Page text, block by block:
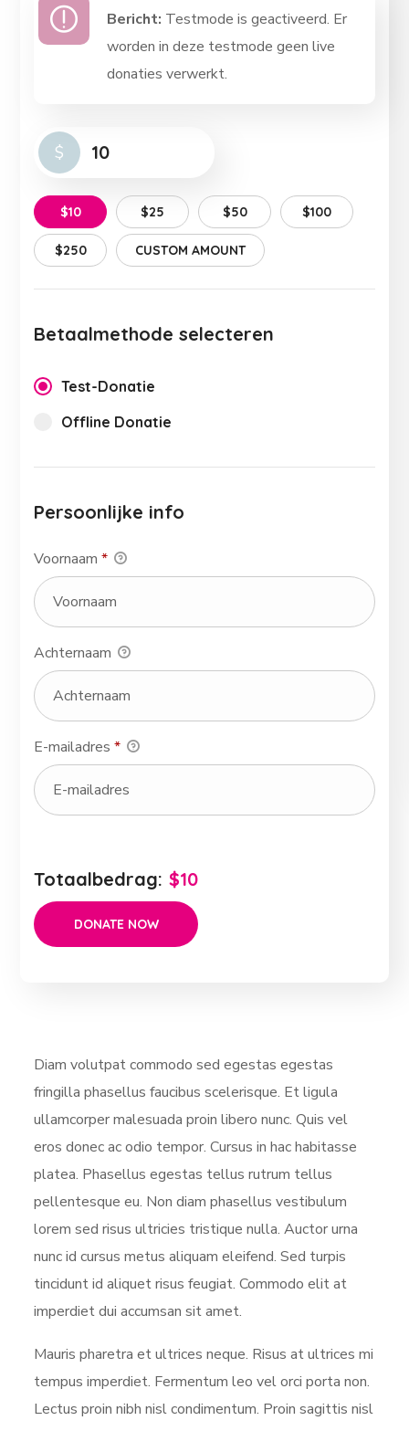
Bericht: Testmode is geactiveerd. Er
worden in deze testmode geen live
donaties verwerkt.
$
$10 $25 $50 $100
$250 CUSTOM AMOUNT
Betaalmethode selecteren
Test-Donatie
Offline Donatie
Persoonlijke info
Voornaam*
Achternaam
E-mailadres*
Totaalbedrag: $10
Diam volutpat commodo sed egestas egestas
fringilla phasellus faucibus scelerisque. Et ligula
ullamcorper malesuada proin libero nunc. Quis vel
eros donec ac odio tempor. Cursus in hac habitasse
platea. Phasellus egestas tellus rutrum tellus
pellentesque eu. Non diam phasellus vestibulum
lorem sed risus ultricies tristique nulla. Auctor urna
nunc id cursus metus aliquam eleifend. Sed turpis
tincidunt id aliquet risus feugiat. Commodo elit at
imperdiet dui accumsan sit amet.
Mauris pharetra et ultrices neque. Risus at ultrices mi
tempus imperdiet. Fermentum leo vel orci porta non.
Lectus proin nibh nisl condimentum. Proin sagittis nisl